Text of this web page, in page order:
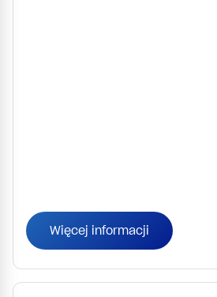
Więcej informacji